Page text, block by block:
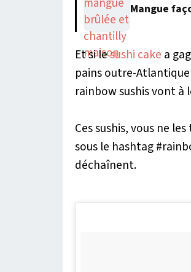
Mangue
Et si lesushi cake a
pains outre-
rainbow sushis vont
Ces sushis, vous ne
sous le hashtag
déchaînent.